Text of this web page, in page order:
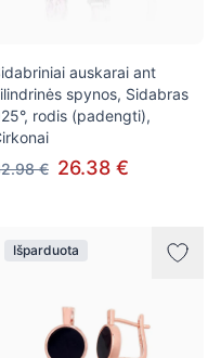
auskarai ant
spynos, Sidabras
rodis (padengti),
€ 26.38 €
Išparduota